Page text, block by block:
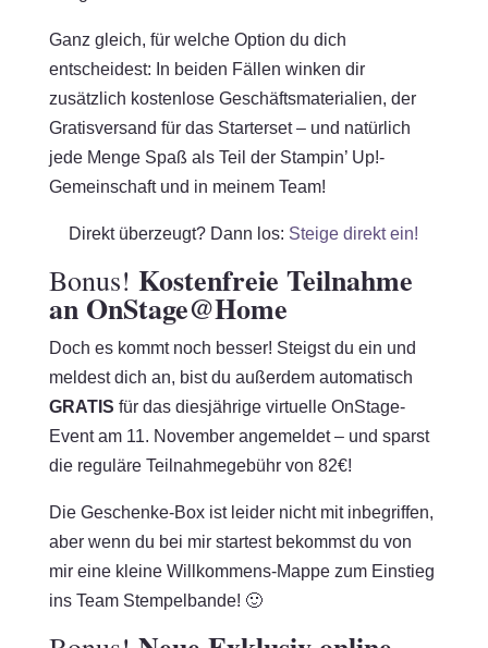
Ganz gleich, für welche Option du dich
entscheidest: In beiden Fällen winken dir
zusätzlich kostenlose Geschäftsmaterialien, der
Gratisversand für das Starterset – und natürlich
jede Menge Spaß als Teil der Stampin’ Up!-
Gemeinschaft und in meinem Team!
Direkt überzeugt? Dann los: Steige direkt ein!
Bonus! Kostenfreie Teilnahme
an OnStage@Home
Doch es kommt noch besser! Steigst du ein und
meldest dich an, bist du außerdem automatisch
GRATIS für das diesjährige virtuelle OnStage-
Event am 11. November angemeldet – und sparst
die reguläre Teilnahmegebühr von 82€!
Die Geschenke-Box ist leider nicht mit inbegriffen,
aber wenn du bei mir startest bekommst du von
mir eine kleine Willkommens-Mappe zum Einstieg
ins Team Stempelbande! 🙂